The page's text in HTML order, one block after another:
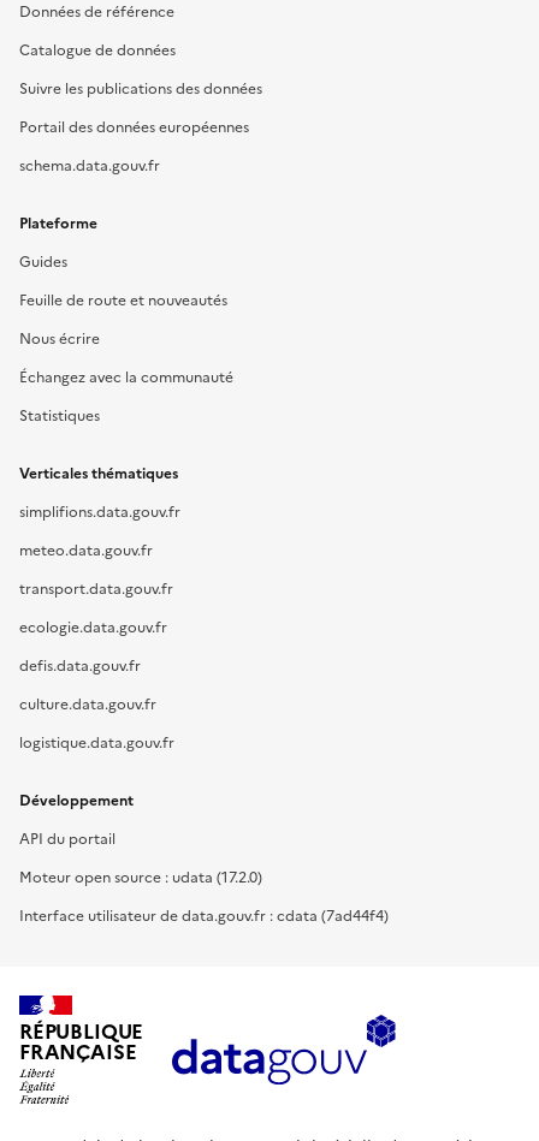
Données de référence
Catalogue de données
Suivre les publications des données
Portail des données européennes
schema.data.gouv.fr
Plateforme
Guides
Feuille de route et nouveautés
Nous écrire
Échangez avec la communauté
Statistiques
Verticales thématiques
simplifions.data.gouv.fr
meteo.data.gouv.fr
transport.data.gouv.fr
ecologie.data.gouv.fr
defis.data.gouv.fr
culture.data.gouv.fr
logistique.data.gouv.fr
Développement
API du portail
Moteur open source : udata (17.2.0)
Interface utilisateur de data.gouv.fr : cdata (7ad44f4)
RÉPUBLIQUE
FRANÇAISE